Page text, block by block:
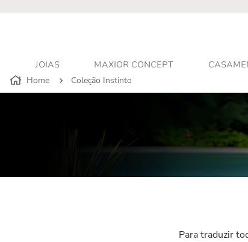
JOIAS MAXIOR CONCEPT
Coleção Instinto
Para traduzir